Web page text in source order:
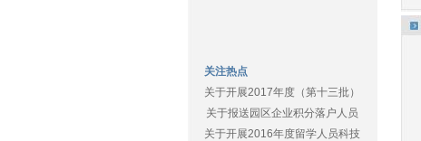
关注热点
关于开展2017年度（第十三批）
关于报送园区企业积分落户人员
关于开展2016年度留学人员科技